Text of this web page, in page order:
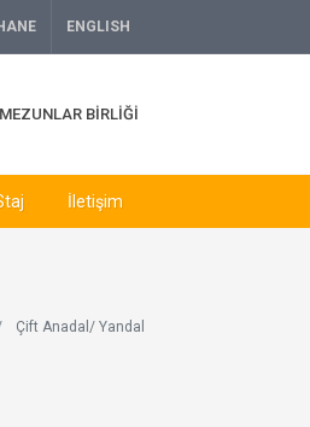
ENGLISH
BIRLIĞI
İletişim
Çift Anadal/ Yandal